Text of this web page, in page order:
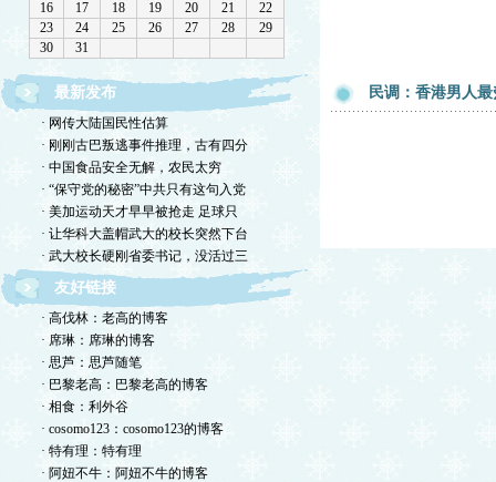
最新发布
· 网传大陆国民性估算
· 刚刚古巴叛逃事件推理，古有四分
· 中国食品安全无解，农民太穷
· “保守党的秘密”中共只有这句入党
· 美加运动天才早早被抢走 足球只
· 让华科大盖帽武大的校长突然下台
· 武大校长硬刚省委书记，没活过三
友好链接
· 高伐林：老高的博客
· 席琳：席琳的博客
· 思芦：思芦随笔
· 巴黎老高：巴黎老高的博客
· 相食：利外谷
· cosomo123：cosomo123的博客
· 特有理：特有理
· 阿妞不牛：阿妞不牛的博客
民调：香港男人